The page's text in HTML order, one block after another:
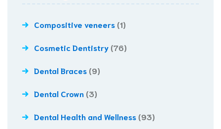
Compositive veneers (1)
Cosmetic Dentistry (76)
Dental Braces (9)
Dental Crown (3)
Dental Health and Wellness (93)